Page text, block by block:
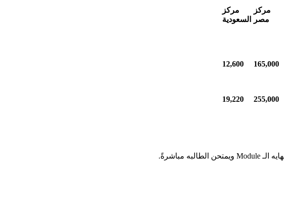
مركز
السعودية
مركز
مصر
12,600 165,000
19,220 255,000